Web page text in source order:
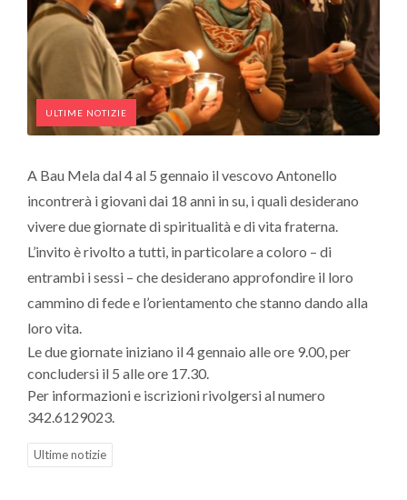
ULTIME NOTIZIE
A Bau Mela dal 4 al 5 gennaio il vescovo Antonello
incontrerà i giovani dai 18 anni in su, i quali desiderano
vivere due giornate di spiritualità e di vita fraterna.
L’invito è rivolto a tutti, in particolare a coloro – di
entrambi i sessi – che desiderano approfondire il loro
cammino di fede e l’orientamento che stanno dando alla
loro vita.
Le due giornate iniziano il 4 gennaio alle ore 9.00, per
concludersi il 5 alle ore 17.30.
Per informazioni e iscrizioni rivolgersi al numero
342.6129023.
Ultime notizie